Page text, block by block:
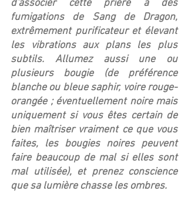
d'associer cette prière à des
fumigations de Sang de Dragon,
extrêmement purificateur et élevant
les vibrations aux plans les plus
subtils. Allumez aussi une ou
plusieurs bougie (de préférence
blanche ou bleue saphir, voire rouge-
orangée ; éventuellement noire mais
uniquement si vous êtes certain de
bien maîtriser vraiment ce que vous
faites, les bougies noires peuvent
faire beaucoup de mal si elles sont
mal utilisée), et prenez conscience
que sa lumière chasse les ombres.